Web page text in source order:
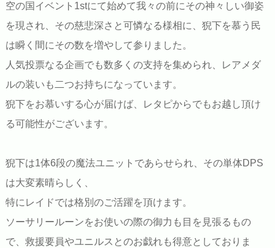
空の国イベント1stにて始めて我々の前にその神々しい御姿
を現され、その慈悲深さと可憐なる様相に、猊下を慕う民
は瞬く間にその数を増やして参りました。
人気投票なる企画でも数多くの支持を集められ、レアメダ
ルの装いも二つお持ちになっています。
猊下をお慕いする心が届けば、レタピからでもお越し頂け
る可能性がございます。
猊下は1体6段の魔法ユニットであらせられ、その単体DPS
は大変素晴らしく、
特にレイドでは格別のご活躍を頂けます。
ソーサリールーンをお使いの際の御力も目を見張るもの
で、救援要員やユニルスとのお戯れも得意としておりま